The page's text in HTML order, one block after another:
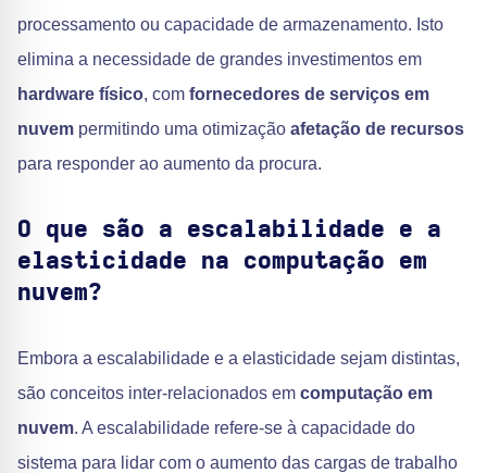
processamento ou capacidade de armazenamento. Isto
elimina a necessidade de grandes investimentos em
hardware físico, com fornecedores de serviços em
nuvem permitindo uma otimização afetação de recursos
para responder ao aumento da procura.
O que são a escalabilidade e a
elasticidade na computação em
nuvem?
Embora a escalabilidade e a elasticidade sejam distintas,
são conceitos inter-relacionados em computação em
nuvem. A escalabilidade refere-se à capacidade do
sistema para lidar com o aumento das cargas de trabalho